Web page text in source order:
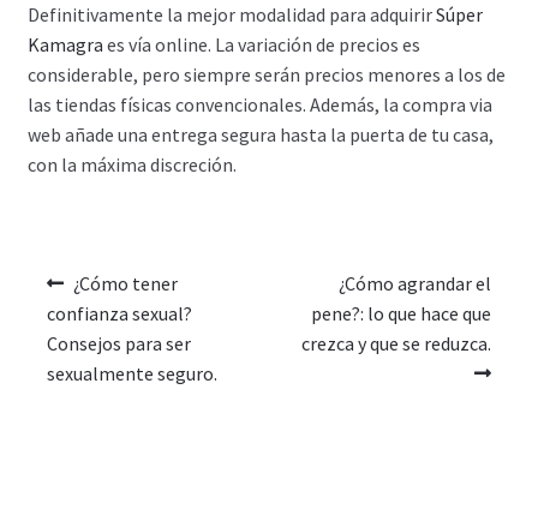
Definitivamente la mejor modalidad para adquirirSúper
Kamagra es vía online. La variación de precios es
considerable, pero siempre serán precios menores a los de
las tiendas físicas convencionales. Además, la compra via
web añade una entrega segura hasta la puerta de tu casa,
con la máxima discreción.
¿Cómo tener
confianza sexual?
Consejos para ser
sexualmente seguro.
¿Cómo agrandar el
pene?: lo que hace que
crezca y que se reduzca.